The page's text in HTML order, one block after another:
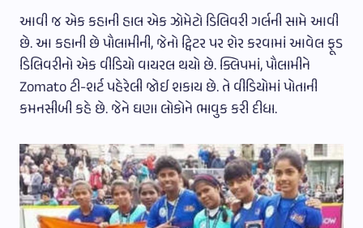
આવી જ એક કહાની હાલ એક ઝોમેટો ડિલિવરી ગર્લની સામે આવી
છે. આ કહાની છે પૌલામીની, જેનો ટ્વિટર પર શેર કરવામાં આવેલ ફૂડ
ડિલિવરીનો એક વીડિયો વાયરલ થયો છે. ક્લિપમાં, પૌલામીને
Zomato ટી-શર્ટ પહેરેલી જોઈ શકાય છે. તે વીડિયોમાં પોતાની
કમનસીબી કહે છે. જેને ઘણા લોકોને ભાવુક કરી દીધા.